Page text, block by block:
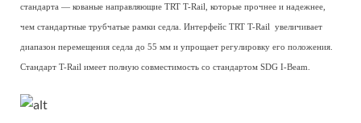
стандарта — кованые направляющие TRT T-Rail, которые прочнее и надежнее,
чем стандартные трубчатые рамки седла. Интерфейс TRT T-Rail увеличивает
диапазон перемещения седла до 55 мм и упрощает регулировку его положения.
Стандарт T-Rail имеет полную совместимость со стандартом SDG I-Beam.